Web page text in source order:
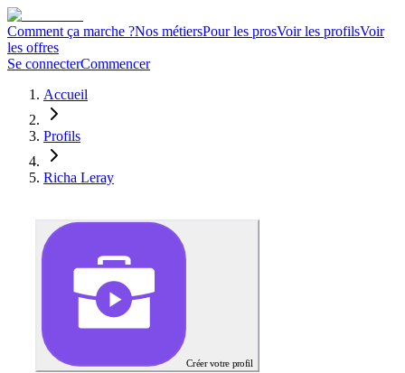
Comment ça marche ?Nos métiersPour les prosVoir les profilsVoir
les offres
Se connecterCommencer
Accueil
Profils
Richa Leray
Créer votre profil